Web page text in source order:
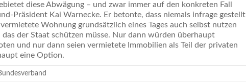
diese Abwägung – und zwar immer auf den konkreten Fall
Präsident Kai Warnecke. Er betonte, dass niemals infrage gestellt
Wohnung grundsätzlich eines Tages auch selbst nutzen
das der Staat schützen müsse. Nur dann würden überhaupt
und nur dann seien vermietete Immobilien als Teil der privaten
eine Option.